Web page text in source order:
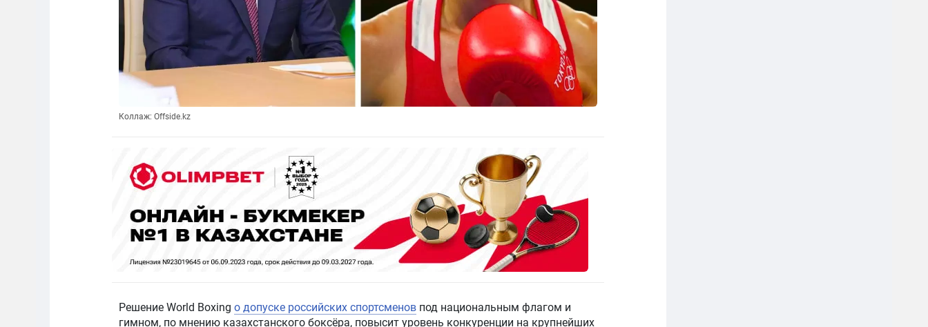
Коллаж: Offside.kz
Решение World Boxing о допуске российских спортсменов под национальным флагом и
гимном, по мнению казахстанского боксёра, повысит уровень конкуренции на крупнейших